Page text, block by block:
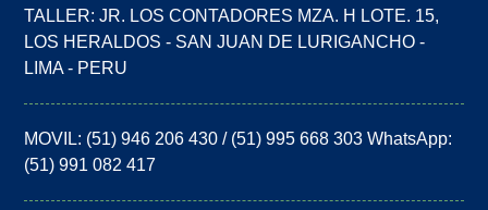
TALLER: JR. LOS CONTADORES MZA. H LOTE. 15,
LOS HERALDOS - SAN JUAN DE LURIGANCHO -
LIMA - PERU
MOVIL: (51) 946 206 430 / (51) 995 668 303 WhatsApp:
(51) 991 082 417